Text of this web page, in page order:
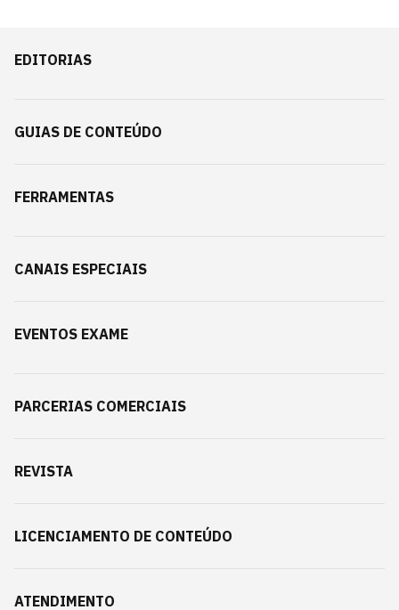
EDITORIAS
GUIAS DE CONTEÚDO
FERRAMENTAS
CANAIS ESPECIAIS
EVENTOS EXAME
PARCERIAS COMERCIAIS
REVISTA
LICENCIAMENTO DE CONTEÚDO
ATENDIMENTO